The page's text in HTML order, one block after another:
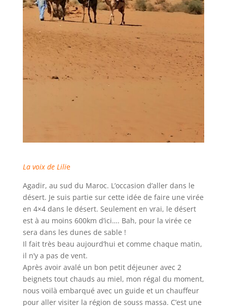
La voix de Lilie
Agadir, au sud du Maroc. L’occasion d’aller dans le
désert. Je suis partie sur cette idée de faire une virée
en 4×4 dans le désert. Seulement en vrai, le désert
est à au moins 600km d’ici…. Bah, pour la virée ce
sera dans les dunes de sable !
Il fait très beau aujourd’hui et comme chaque matin,
il n’y a pas de vent.
Après avoir avalé un bon petit déjeuner avec 2
beignets tout chauds au miel, mon régal du moment,
nous voilà embarqué avec un guide et un chauffeur
pour aller visiter la région de souss massa. C’est une